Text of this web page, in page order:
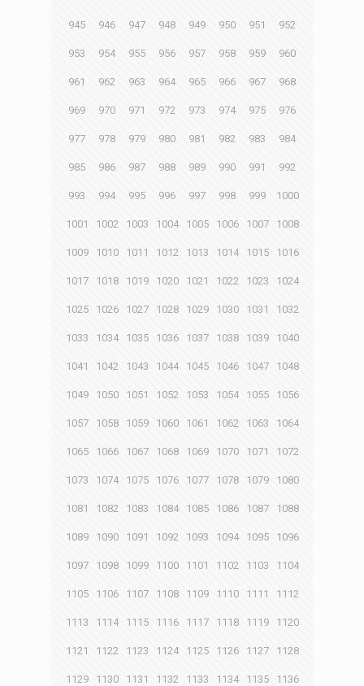
945 946 947 948 949 950 951 952
953 954 955 956 957 958 959 960
961 962 963 964 965 966 967 968
969 970 971 972 973 974 975 976
977 978 979 980 981 982 983 984
985 986 987 988 989 990 991 992
993 994 995 996 997 998 999 1000
1001 1002 1003 1004 1005 1006 1007 1008
1009 1010 1011 1012 1013 1014 1015 1016
1017 1018 1019 1020 1021 1022 1023 1024
1025 1026 1027 1028 1029 1030 1031 1032
1033 1034 1035 1036 1037 1038 1039 1040
1041 1042 1043 1044 1045 1046 1047 1048
1049 1050 1051 1052 1053 1054 1055 1056
1057 1058 1059 1060 1061 1062 1063 1064
1065 1066 1067 1068 1069 1070 1071 1072
1073 1074 1075 1076 1077 1078 1079 1080
1081 1082 1083 1084 1085 1086 1087 1088
1089 1090 1091 1092 1093 1094 1095 1096
1097 1098 1099 1100 1101 1102 1103 1104
1105 1106 1107 1108 1109 1110 1111 1112
1113 1114 1115 1116 1117 1118 1119 1120
1121 1122 1123 1124 1125 1126 1127 1128
1129 1130 1131 1132 1133 1134 1135 1136